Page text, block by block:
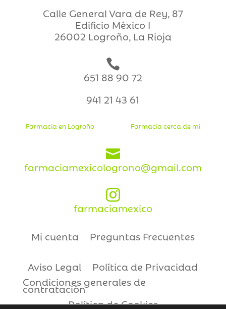
Calle General Vara de Rey, 87
Edificio México I
26002 Logroño, La Rioja

651 88 90 72
941 21 43 61
Farmacia en Logroño Farmacia cerca de mi

farmaciamexicologrono@gmail.com

farmaciamexico
Mi cuenta Preguntas Frecuentes
Aviso Legal
Política de Privacidad
Condiciones generales de
contratación
Política de Cookies